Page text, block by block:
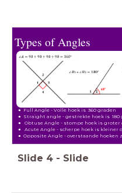
Types of Angles
Full Angle - Volle hoek is 360 graden
Straight angle - gestrekte hoek is 180
Obtuse Angle - stompe hoek is groter
Acute Angle - scherpe hoek is kleiner
Opposite Angle - overstaande hoeken
Slide 4 - Slide